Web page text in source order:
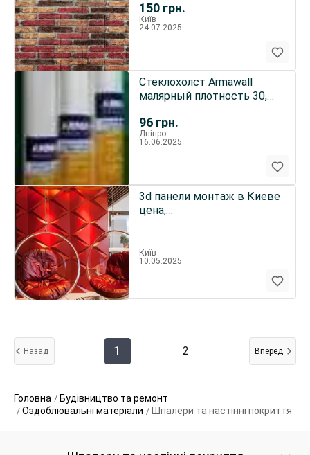
150 грн.
Київ
24.07.2025
96 грн.
Стеклохолст Armawall
малярный плотность 30,
Дніпро
16.06.2025
3d панели монтаж в Киеве
цена,
Київ
10.05.2025
Назад 1 2 Вперед
Головна
Будівництво та ремонт
Оздоблювальні матеріали
Шпалери та настінні покриття